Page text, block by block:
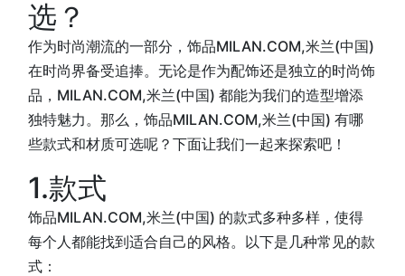
选？
作为时尚潮流的一部分，饰品MILAN.COM,米兰(中国)
在时尚界备受追捧。无论是作为配饰还是独立的时尚饰
品，MILAN.COM,米兰(中国) 都能为我们的造型增添
独特魅力。那么，饰品MILAN.COM,米兰(中国) 有哪
些款式和材质可选呢？下面让我们一起来探索吧！
1.款式
饰品MILAN.COM,米兰(中国) 的款式多种多样，使得
每个人都能找到适合自己的风格。以下是几种常见的款
式：